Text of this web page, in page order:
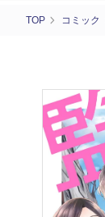
TOP コミック